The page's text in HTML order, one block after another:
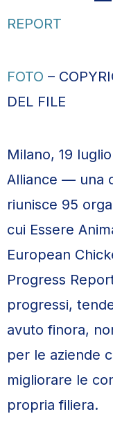
REPORT
FOTO –
DEL FILE
Milano, 19
Alliance — una
riunisce 95
cui Essere
European
Progress
progressi,
avuto finora,
per le aziende
migliorare le
propria filiera.